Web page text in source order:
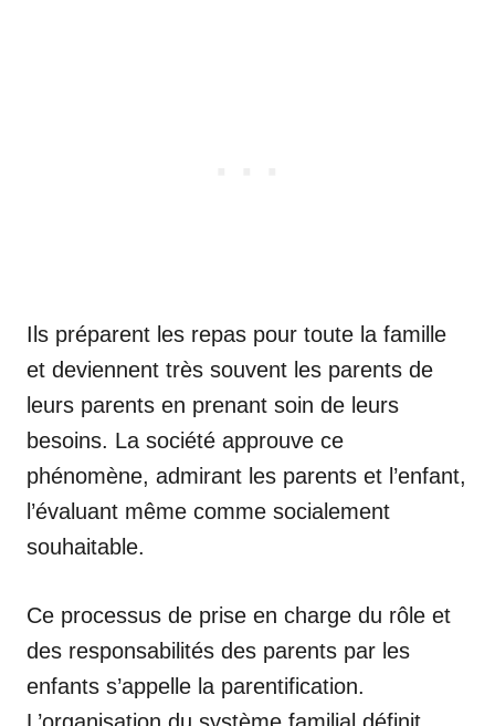
Ils préparent les repas pour toute la famille
et deviennent très souvent les parents de
leurs parents en prenant soin de leurs
besoins. La société approuve ce
phénomène, admirant les parents et l’enfant,
l’évaluant même comme socialement
souhaitable.
Ce processus de prise en charge du rôle et
des responsabilités des parents par les
enfants s’appelle la parentification.